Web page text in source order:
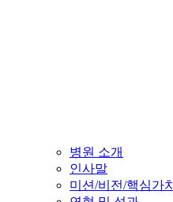
병원 소개
인사말
미션/비전/핵심가치